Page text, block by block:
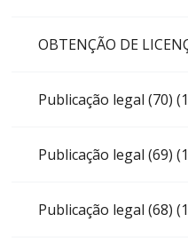
OBTENÇÃO DE
Publicação legal (70)
Publicação legal (69)
Publicação legal (68)